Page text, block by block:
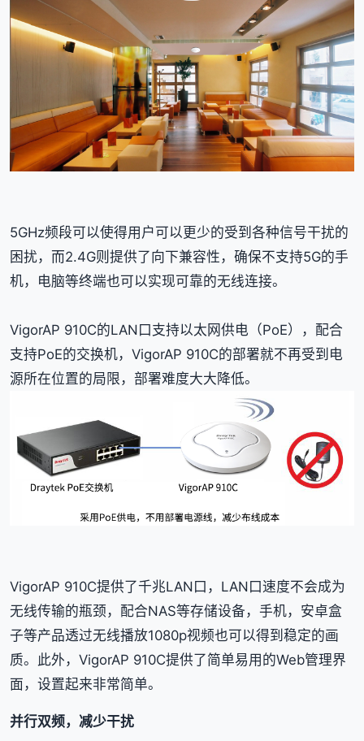
5GHz频段可以使得用户可以更少的受到各种信号干扰的
困扰，而2.4G则提供了向下兼容性，确保不支持5G的手
机，电脑等终端也可以实现可靠的无线连接。
VigorAP 910C的LAN口支持以太网供电（PoE），配合
支持PoE的交换机，VigorAP 910C的部署就不再受到电
源所在位置的局限，部署难度大大降低。
VigorAP 910C提供了千兆LAN口，LAN口速度不会成为
无线传输的瓶颈，配合NAS等存储设备，手机，安卓盒
子等产品透过无线播放1080p视频也可以得到稳定的画
质。此外，VigorAP 910C提供了简单易用的Web管理界
面，设置起来非常简单。
并行双频，减少干扰